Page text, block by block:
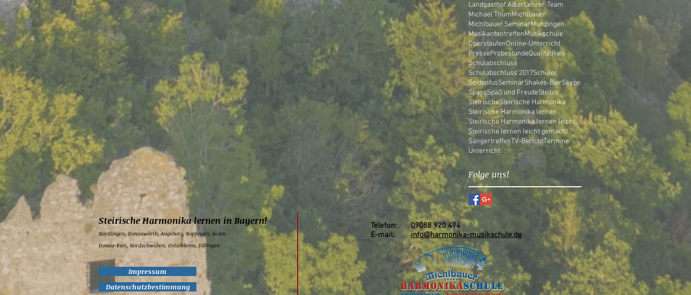
Landgasthof AdlerLehrer-Team
Michael ThumMichlbauer
Michlbauer SeminarMunzingen
MusikantentreffenMusikschule
OberstaufenOnline-Unterricht
PresseProbestundeQualitätRies
Schulabschluss
Schulabschluss 2017Schüler
SeidenfusSeminarShakes-BierSkype
SpassSpaß und FreudeSteibis
SteirischeSteirische Harmonika
Steirische Harmonika lernen
Steirische Harmonika lernen leicht gemacht
Steirische lernen leicht gemacht
SängertreffenTV-BerichtTermine
Unterricht
Folge uns!
Steirische Harmonika lernen in Bayern!
Nördlingen, Donauwörth,Augsburg,Bopfingen,Aalen
Donau-Ries, Nordschwaben, Ostalbkreis, Dillingen
Telefon: 09088 920 494
E-mail:info@harmonika-musikschule.de
Datenschutzbestimmung
Impressum